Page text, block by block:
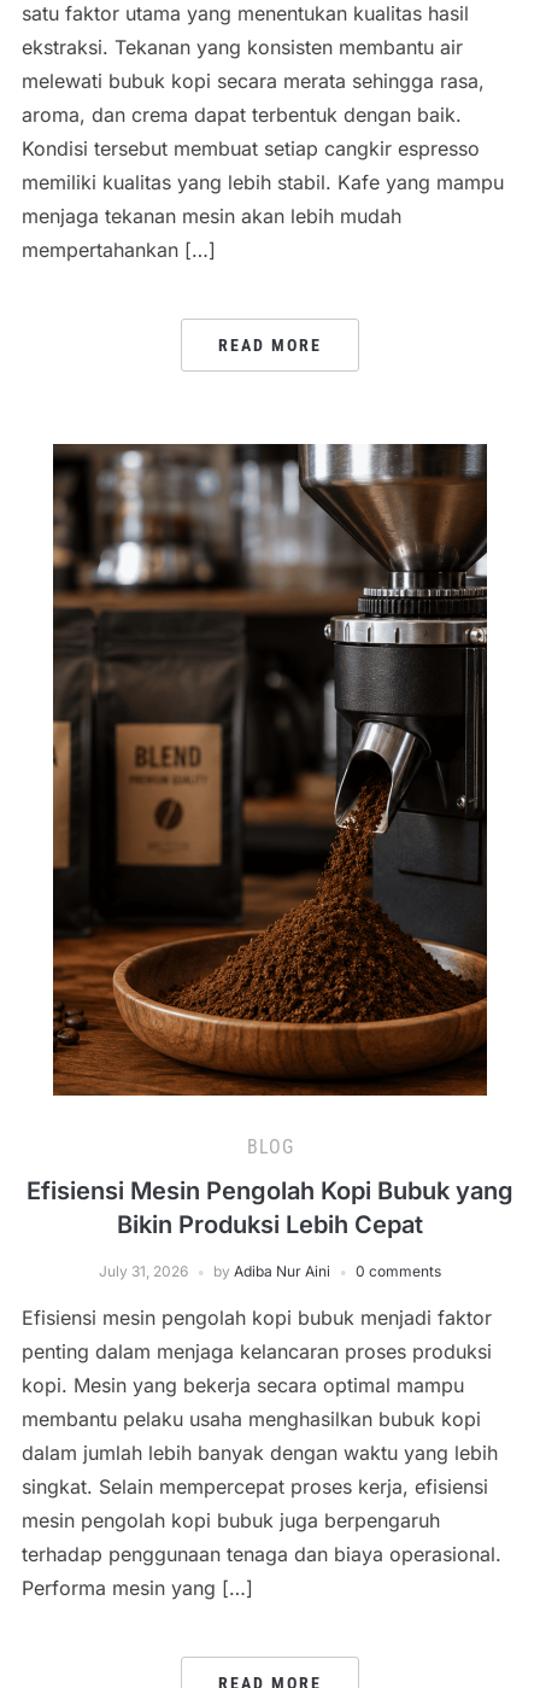
satu faktor utama yang menentukan kualitas hasil
ekstraksi. Tekanan yang konsisten membantu air
melewati bubuk kopi secara merata sehingga rasa,
aroma, dan crema dapat terbentuk dengan baik.
Kondisi tersebut membuat setiap cangkir espresso
memiliki kualitas yang lebih stabil. Kafe yang mampu
menjaga tekanan mesin akan lebih mudah
mempertahankan […]
READ MORE
BLOG
Efisiensi Mesin Pengolah Kopi Bubuk yang
Bikin Produksi Lebih Cepat
July 31, 2026 by Adiba Nur Aini 0 comments
Efisiensi mesin pengolah kopi bubuk menjadi faktor
penting dalam menjaga kelancaran proses produksi
kopi. Mesin yang bekerja secara optimal mampu
membantu pelaku usaha menghasilkan bubuk kopi
dalam jumlah lebih banyak dengan waktu yang lebih
singkat. Selain mempercepat proses kerja, efisiensi
mesin pengolah kopi bubuk juga berpengaruh
terhadap penggunaan tenaga dan biaya operasional.
Performa mesin yang […]
READ MORE